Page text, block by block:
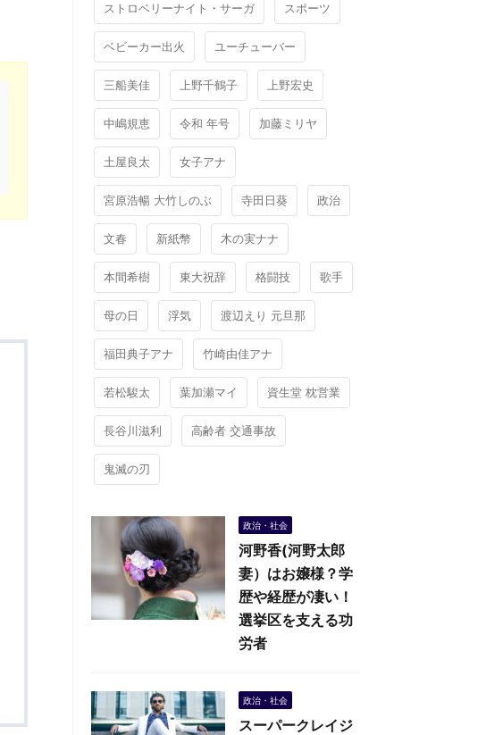
ストロベリーナイト・サーガ スポーツ
ベビーカー出火 ユーチューバー
三船美佳 上野千鶴子 上野宏史
中嶋規恵 令和 年号 加藤ミリヤ
土屋良太 女子アナ
宮原浩暢 大竹しのぶ 寺田日葵 政治
文春 新紙幣 木の実ナナ
本間希樹 東大祝辞 格闘技 歌手
母の日 浮気 渡辺えり 元旦那
福田典子アナ 竹崎由佳アナ
若松駿太 葉加瀬マイ 資生堂 枕営業
長谷川滋利 高齢者 交通事故
鬼滅の刃
政治・社会
河野香(河野太郎
妻）はお嬢様？学
歴や経歴が凄い！
選挙区を支える功
労者
政治・社会
スーパークレイジ